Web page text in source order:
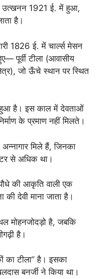
उत्खनन 1921 ई. में हुआ,
है।
1826 ई. में चार्ल्स मेसन
पूर्वी टीला (आवासीय
जो ऊँचे स्थान पर स्थित
हुआ है। इस काल में देवताओं
के प्रमाण नहीं मिलते।
मिले हैं, जिनका
से अधिक था।
की आकृति वाली एक
की देवी माना जाता है।
मोहनजोदड़ो है, जबकि
है।
का टीला” है। इसका
बनर्जी ने किया था।